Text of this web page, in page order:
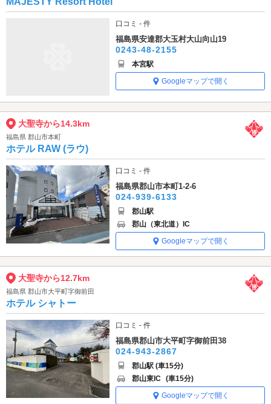
口コミ - 件
福島県安達郡大玉村大山向山19
0243-48-2155
本宮駅
Googleマップで開く
大聖寺から14.3km
福島県 郡山市本町
ホテル RAW (ラウ)
口コミ - 件
福島県郡山市本町1-2-6
024-939-6133
郡山駅
郡山（東北道）IC
Googleマップで開く
大聖寺から12.7km
福島県 郡山市大平町字御前田
ホテル シャトー
口コミ - 件
福島県郡山市大平町字御前田38
024-943-2867
郡山駅 (車15分)
郡山東IC (車15分)
Googleマップで開く